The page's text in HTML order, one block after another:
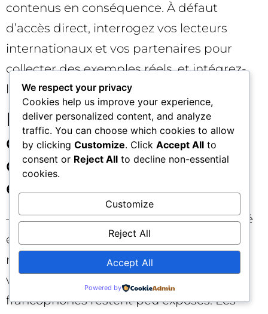
contenus en conséquence. À défaut
d’accès direct, interrogez vos lecteurs
internationaux et vos partenaires pour
collecter des exemples réels, et intégrez-
les à votre veille interne.
Limites actuelles,
questions ouvertes et ce
qui pourrait arriver
ensuite 🔮
– Disponibilité restreinte : la fonctionnalité
est encore limitée à certaines
régions/langues (principalement anglais,
via Search Labs). Les marchés
francophones restent peu exposés. Les
We respect your privacy
Cookies help us improve your experience,
deliver personalized content, and analyze
traffic. You can choose which cookies to allow
by clicking Customize. Click Accept All to
consent or Reject All to decline non-essential
cookies.
Customize
Reject All
Accept All
Powered by